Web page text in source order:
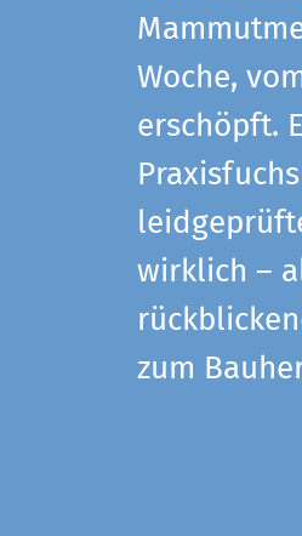
Woche,
erschöpft.
wirklich –
zum